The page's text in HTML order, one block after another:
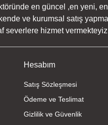
en güncel ,en yeni,
ve kurumsal satış
severlere hizmet
Hesabım
Satış Sözleşmesi
Ödeme ve Teslimat
Gizlilik ve Güvenlik